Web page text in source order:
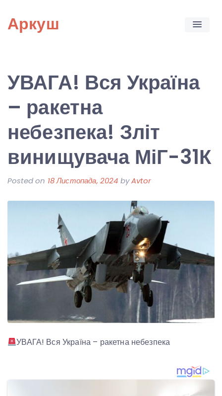
content
Аркуш
УВАГА! Вся Україна
– ракетна
небезпека! Зліт
винищувача МіГ-31К
Posted on 18 Листопада, 2024 byAvtor
УВАГА! Вся Україна – ракетна небезпека